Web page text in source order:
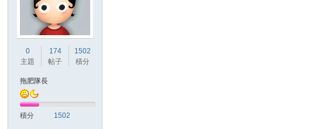
0
主題
174
帖子
1502
積分
拖肥隊長
積分 1502